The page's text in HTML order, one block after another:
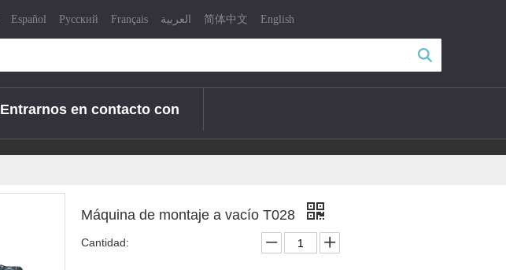
Español Pусский Français العربية 简体中文 English
Entrarnos en contacto con
Máquina de montaje a vacío T028
Cantidad: